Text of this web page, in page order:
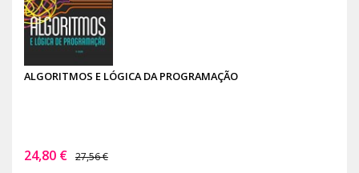
ALGORITMOS E LÓGICA DA PROGRAMAÇÃO
24,80 € 27,56 €